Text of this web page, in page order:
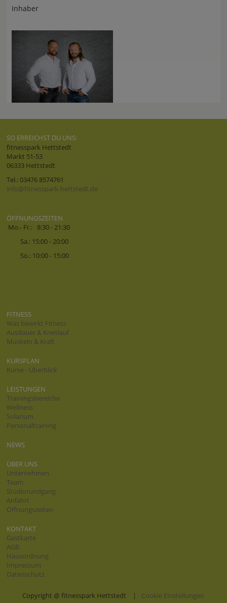
Inhaber
SO ERREICHST DU UNS:
fitnesspark Hettstedt
Markt 51-53
06333 Hettstedt
Tel.: 03476 8574761
info@fitnesspark-hettstedt.de
ÖFFNUNGSZEITEN
Mo.- Fr.: 8:30 - 21:30
Sa.: 15:00 - 20:00
So.: 10:00 - 15:00
FITNESS
Was bewirkt Fitness
Ausdauer & Kreislauf
Muskeln & Kraft
KURSPLAN
Kurse - Überblick
LEISTUNGEN
Trainingsbereiche
Wellness
Solarium
Personaltraining
NEWS
ÜBER UNS
Unternehmen
Team
Studiorundgang
Anfahrt
Öffnungszeiten
KONTAKT
Gastkarte
AGB
Hausordnung
Impressum
Datenschutz
Copyright @ fitnesspark Hettstedt | Cookie Einstellungen